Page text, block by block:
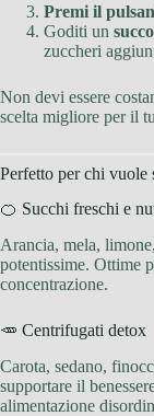
Premi il
Goditi un
zuccheri
Non devi essere
scelta migliore per il
Perfetto per chi vuole
🍊 Succhi freschi e
Arancia, mela,
potentissime. Ottime
concentrazione.
🥕 Centrifugati detox
Carota, sedano,
supportare il
alimentazione